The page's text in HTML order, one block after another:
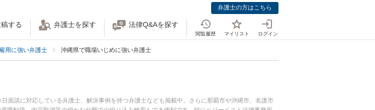
弁護士の方はこちら
する 弁護士を探す 法律Q&Aを探す
閲覧履歴 マイリスト ログイン
用に強い弁護士 沖縄県で職場いじめに強い弁護士
面談に対応している弁護士、解決事例を持つ弁護士なども掲載中。さらに那覇市や沖縄市、名護市